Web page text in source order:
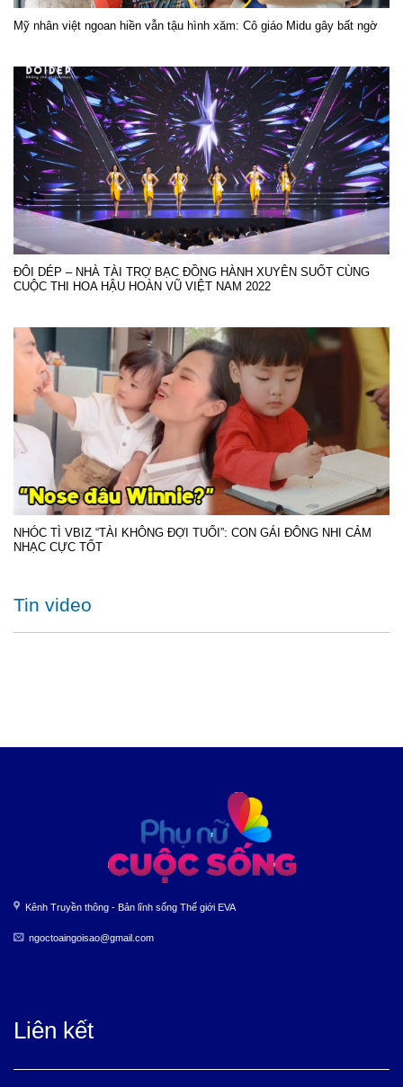
Mỹ nhân việt ngoan hiền vẫn tậu hình xăm: Cô giáo Midu gây bất ngờ
ĐÔI DÉP – NHÀ TÀI TRỢ BẠC ĐỒNG HÀNH XUYÊN SUỐT CÙNG
CUỘC THI HOA HẬU HOÀN VŨ VIỆT NAM 2022
NHÓC TÌ VBIZ “TÀI KHÔNG ĐỢI TUỔI”: CON GÁI ĐÔNG NHI CẢM
NHẠC CỰC TỐT
Tin video
Kênh Truyền thông - Bản lĩnh sống Thế giới EVA
ngoctoaingoisao@gmail.com
Liên kết